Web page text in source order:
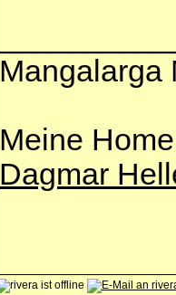
Mangalarga
Meine
Dagmar